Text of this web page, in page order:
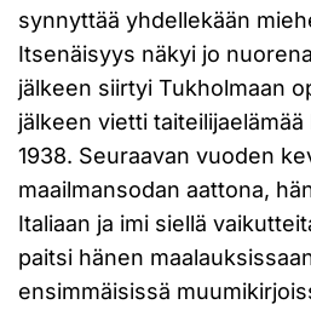
synnyttää yhdellekään
Itsenäisyys näkyi jo
jälkeen siirtyi Tukholmaan
jälkeen vietti
1938. Seuraavan vuoden
maailmansodan aattona,
Italiaan ja imi siellä
paitsi hänen
ensimmäisissä